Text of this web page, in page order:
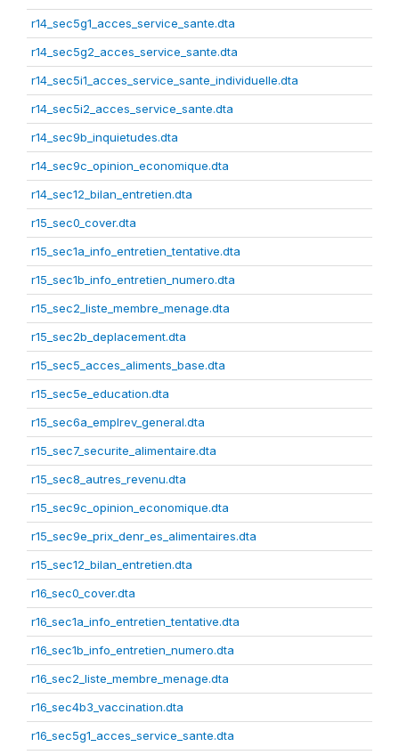
r14_sec5g1_acces_service_sante.dta
r14_sec5g2_acces_service_sante.dta
r14_sec5i1_acces_service_sante_individuelle.dta
r14_sec5i2_acces_service_sante.dta
r14_sec9b_inquietudes.dta
r14_sec9c_opinion_economique.dta
r14_sec12_bilan_entretien.dta
r15_sec0_cover.dta
r15_sec1a_info_entretien_tentative.dta
r15_sec1b_info_entretien_numero.dta
r15_sec2_liste_membre_menage.dta
r15_sec2b_deplacement.dta
r15_sec5_acces_aliments_base.dta
r15_sec5e_education.dta
r15_sec6a_emplrev_general.dta
r15_sec7_securite_alimentaire.dta
r15_sec8_autres_revenu.dta
r15_sec9c_opinion_economique.dta
r15_sec9e_prix_denr_es_alimentaires.dta
r15_sec12_bilan_entretien.dta
r16_sec0_cover.dta
r16_sec1a_info_entretien_tentative.dta
r16_sec1b_info_entretien_numero.dta
r16_sec2_liste_membre_menage.dta
r16_sec4b3_vaccination.dta
r16_sec5g1_acces_service_sante.dta